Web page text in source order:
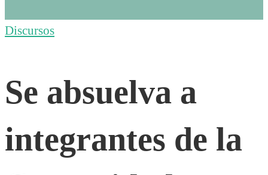
Se
absuelva
a
integrantes
Discursos
Se absuelva a
integrantes de la